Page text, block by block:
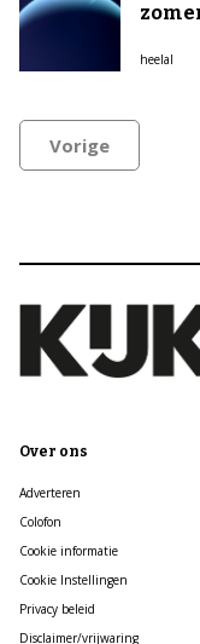
heelal
Vorige
Over ons
Adverteren
Colofon
Cookie informatie
Cookie Instellingen
Privacy beleid
Disclaimer/vrijwaring